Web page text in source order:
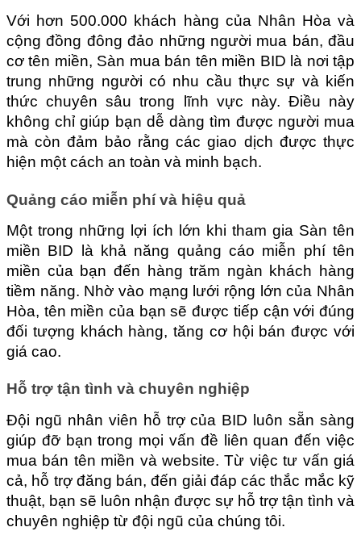
Với hơn 500.000 khách hàng của Nhân Hòa và
cộng đồng đông đảo những người mua bán, đầu
cơ tên miền, Sàn mua bán tên miền BID là nơi tập
trung những người có nhu cầu thực sự và kiến
thức chuyên sâu trong lĩnh vực này. Điều này
không chỉ giúp bạn dễ dàng tìm được người mua
mà còn đảm bảo rằng các giao dịch được thực
hiện một cách an toàn và minh bạch.
Quảng cáo miễn phí và hiệu quả
Một trong những lợi ích lớn khi tham gia Sàn tên
miền BID là khả năng quảng cáo miễn phí tên
miền của bạn đến hàng trăm ngàn khách hàng
tiềm năng. Nhờ vào mạng lưới rộng lớn của Nhân
Hòa, tên miền của bạn sẽ được tiếp cận với đúng
đối tượng khách hàng, tăng cơ hội bán được với
giá cao.
Hỗ trợ tận tình và chuyên nghiệp
Đội ngũ nhân viên hỗ trợ của BID luôn sẵn sàng
giúp đỡ bạn trong mọi vấn đề liên quan đến việc
mua bán tên miền và website. Từ việc tư vấn giá
cả, hỗ trợ đăng bán, đến giải đáp các thắc mắc kỹ
thuật, bạn sẽ luôn nhận được sự hỗ trợ tận tình và
chuyên nghiệp từ đội ngũ của chúng tôi.